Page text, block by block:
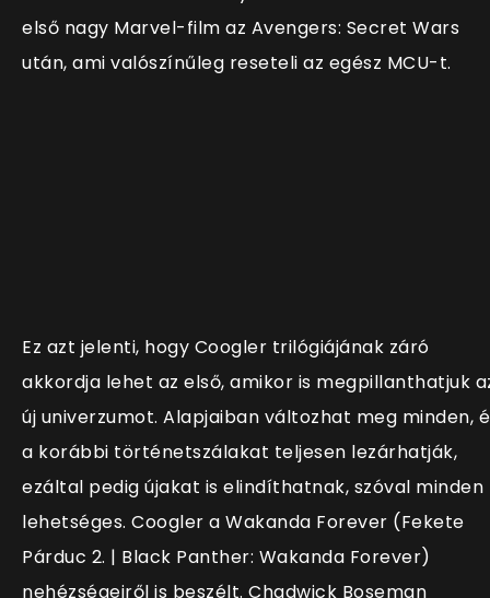
első nagy Marvel-film az Avengers: Secret Wars
után, ami valószínűleg reseteli az egész MCU-t.
Ez azt jelenti, hogy Coogler trilógiájának záró
akkordja lehet az első, amikor is megpillanthatjuk
új univerzumot. Alapjaiban változhat meg minden,
a korábbi történetszálakat teljesen lezárhatják,
ezáltal pedig újakat is elindíthatnak, szóval minden
lehetséges. Coogler a Wakanda Forever (Fekete
Párduc 2. | Black Panther: Wakanda Forever)
nehézségeiről is beszélt. Chadwick Boseman